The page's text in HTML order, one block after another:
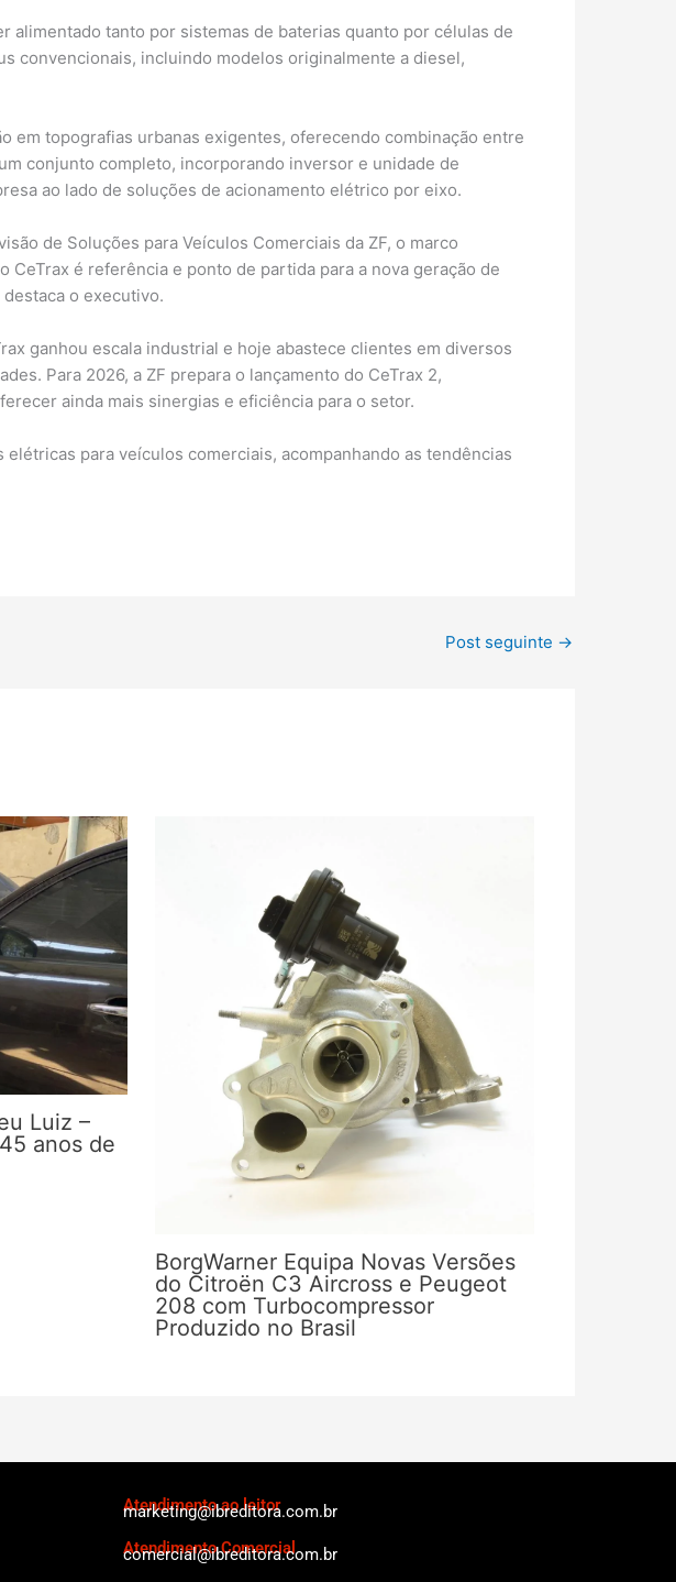
alimentado tanto por sistemas de baterias quanto por células de
convencionais, incluindo modelos originalmente a diesel,
em topografias urbanas exigentes, oferecendo combinação entre
conjunto completo, incorporando inversor e unidade de
ao lado de soluções de acionamento elétrico por eixo.
de Soluções para Veículos Comerciais da ZF, o marco
é referência e ponto de partida para a nova geração de
o executivo.
ganhou escala industrial e hoje abastece clientes em diversos
Para 2026, a ZF prepara o lançamento do CeTrax 2,
ainda mais sinergias e eficiência para o setor.
para veículos comerciais, acompanhando as tendências
Post seguinte →
Luiz –
anos de
BorgWarner Equipa Novas Versões
do Citroën C3 Aircross e Peugeot
208 com Turbocompressor
Produzido no Brasil
Atendimento ao leitor
marketing@ibreditora.com.br
Atendimento Comercial
comercial@ibreditora.com.br